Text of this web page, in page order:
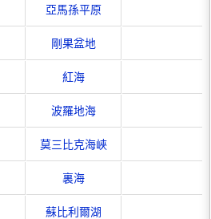
亞馬孫平原
剛果盆地
紅海
波羅地海
莫三比克海峽
裏海
蘇比利爾湖